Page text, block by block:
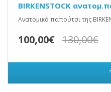
BIRKENSTOCK
Ανατομικό παπούτσι της
100,00€ 130,00€